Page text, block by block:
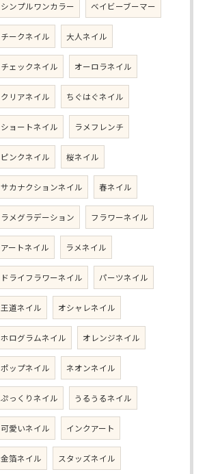
シンプルワンカラー ベイビーブーマー
チークネイル 大人ネイル
チェックネイル オーロラネイル
クリアネイル ちぐはぐネイル
ショートネイル ラメフレンチ
ピンクネイル 桜ネイル
サカナクションネイル 春ネイル
ラメグラデーション フラワーネイル
アートネイル ラメネイル
ドライフラワーネイル パーツネイル
王道ネイル オシャレネイル
ホログラムネイル オレンジネイル
ポップネイル ネオンネイル
ぷっくりネイル うるうるネイル
可愛いネイル インクアート
金箔ネイル スタッズネイル